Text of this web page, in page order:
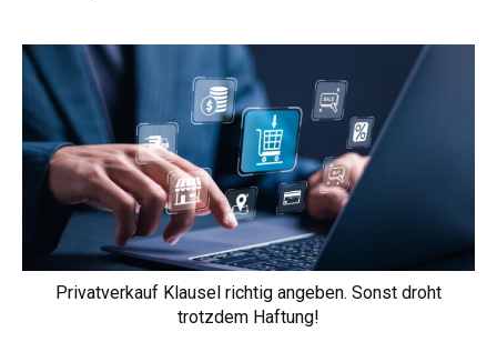
Privatverkauf Klausel richtig angeben. Sonst droht
trotzdem Haftung!